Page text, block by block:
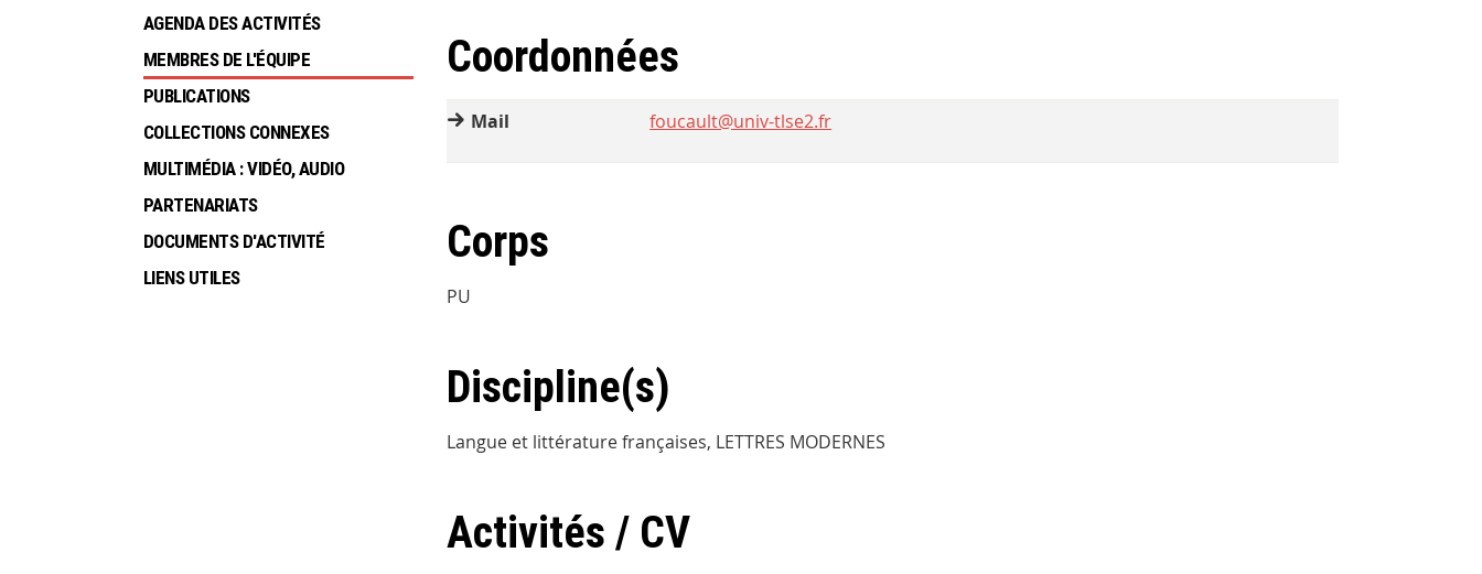
Coordonnées
Mail foucault@univ-tlse2.fr
Corps
PU
Discipline(s)
Langue et littérature françaises, LETTRES MODERNES
Activités / CV
AGENDA DES ACTIVITÉS
MEMBRES DE L'ÉQUIPE
PUBLICATIONS
COLLECTIONS CONNEXES
MULTIMÉDIA : VIDÉO, AUDIO
PARTENARIATS
DOCUMENTS D'ACTIVITÉ
LIENS UTILES